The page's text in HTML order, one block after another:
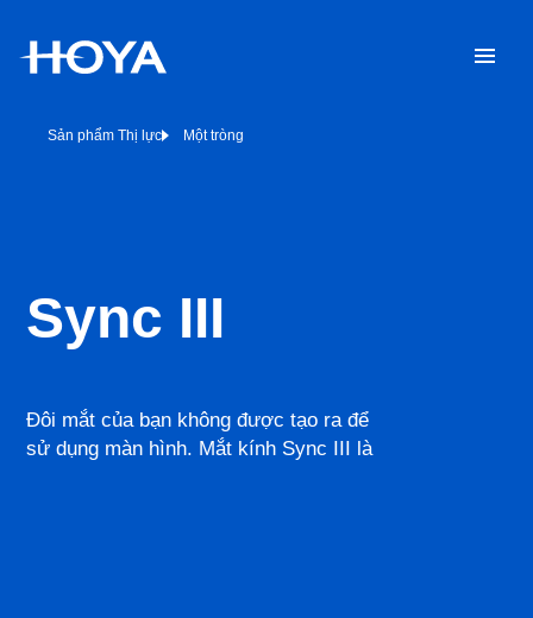
Sản phẩm Thị lực Một tròng
Đôi mắt của bạn không được tạo ra để
sử dụng màn hình. Mắt kính Sync III là
Sync III